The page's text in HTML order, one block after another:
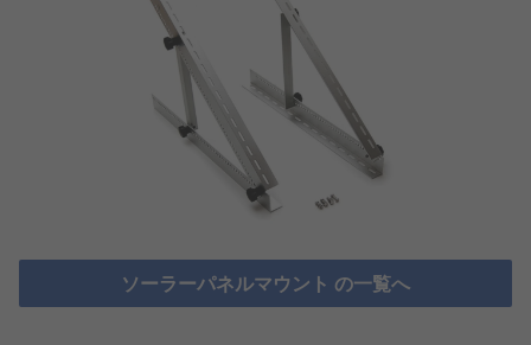
ソーラーパネルマウント の一覧へ